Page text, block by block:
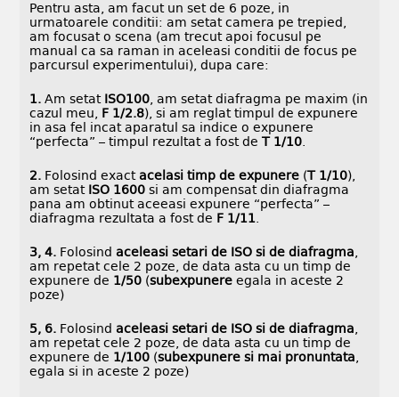
Pentru asta, am facut un set de 6 poze, in
urmatoarele conditii: am setat camera pe trepied,
am focusat o scena (am trecut apoi focusul pe
manual ca sa raman in aceleasi conditii de focus pe
parcursul experimentului), dupa care:
1. Am setat ISO100 , am setat diafragma pe maxim (in
cazul meu, F 1/2.8), si am reglat timpul de expunere
in asa fel incat aparatul sa indice o expunere
“perfecta” – timpul rezultat a fost deT 1/10
2. Folosind exactacelasi timp de expunere (T 1/10),
am setat ISO 1600 si am compensat din diafragma
pana am obtinut aceeasi expunere “perfecta” –
diafragma rezultata a fost de F 1/11
3, 4. Folosindaceleasi setari de ISO si de diafragma
am repetat cele 2 poze, de data asta cu un timp de
expunere de 1/50 (subexpunere egala in aceste 2
poze)
5, 6. Folosindaceleasi setari de ISO si de diafragma
am repetat cele 2 poze, de data asta cu un timp de
expunere de 1/100 (subexpunere si mai pronuntata
egala si in aceste 2 poze)